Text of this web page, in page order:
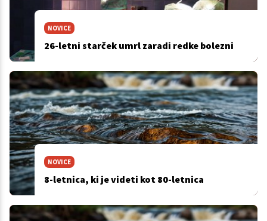
NOVICE
26-letni starček umrl zaradi redke bolezni
NOVICE
8-letnica, ki je videti kot 80-letnica